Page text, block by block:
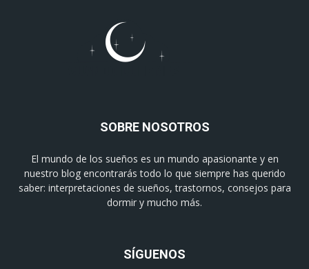
SOBRE NOSOTROS
El mundo de los sueños es un mundo apasionante y en
nuestro blog encontrarás todo lo que siempre has querido
saber: interpretaciones de sueños, trastornos, consejos para
dormir y mucho más.
SÍGUENOS